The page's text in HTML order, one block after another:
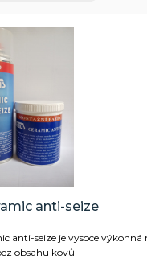
anti-seize
anti-seize je vysoce
obsahu kovů